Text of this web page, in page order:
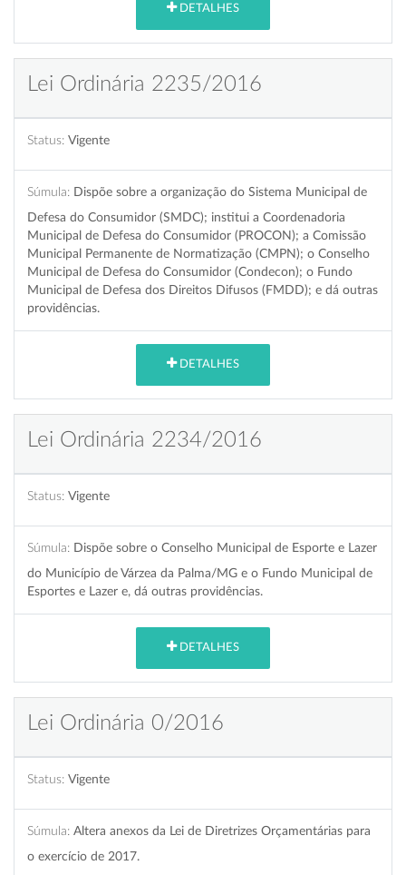
DETALHES
Lei Ordinária 2235/2016
Status: Vigente
Súmula: Dispõe sobre a organização do Sistema Municipal de
Defesa do Consumidor (SMDC); institui a Coordenadoria
Municipal de Defesa do Consumidor (PROCON); a Comissão
Municipal Permanente de Normatização (CMPN); o Conselho
Municipal de Defesa do Consumidor (Condecon); o Fundo
Municipal de Defesa dos Direitos Difusos (FMDD); e dá outras
providências.
DETALHES
Lei Ordinária 2234/2016
Status: Vigente
Súmula: Dispõe sobre o Conselho Municipal de Esporte e Lazer
do Município de Várzea da Palma/MG e o Fundo Municipal de
Esportes e Lazer e, dá outras providências.
DETALHES
Lei Ordinária 0/2016
Status: Vigente
Súmula: Altera anexos da Lei de Diretrizes Orçamentárias para
o exercício de 2017.